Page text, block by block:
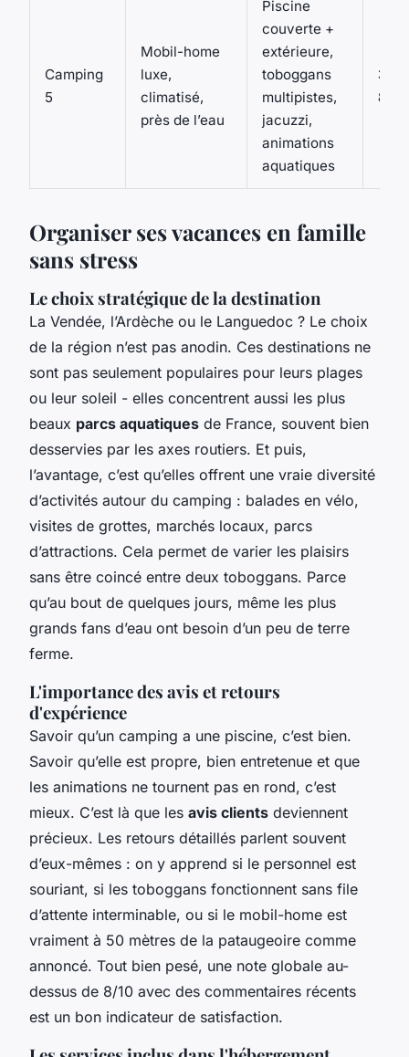
Camping
5
Mobil-home
luxe,
climatisé,
près de l’eau
Piscine
couverte +
extérieure,
toboggans
multipistes,
jacuzzi,
animations
aquatiques
350
800
Organiser ses vacances en famille
sans stress
Le choix stratégique de la destination
La Vendée, l’Ardèche ou le Languedoc ? Le choix
de la région n’est pas anodin. Ces destinations ne
sont pas seulement populaires pour leurs plages
ou leur soleil - elles concentrent aussi les plus
beaux parcs aquatiques de France, souvent bien
desservies par les axes routiers. Et puis,
l’avantage, c’est qu’elles offrent une vraie diversité
d’activités autour du camping : balades en vélo,
visites de grottes, marchés locaux, parcs
d’attractions. Cela permet de varier les plaisirs
sans être coincé entre deux toboggans. Parce
qu’au bout de quelques jours, même les plus
grands fans d’eau ont besoin d’un peu de terre
ferme.
L'importance des avis et retours
d'expérience
Savoir qu’un camping a une piscine, c’est bien.
Savoir qu’elle est propre, bien entretenue et que
les animations ne tournent pas en rond, c’est
mieux. C’est là que les avis clients deviennent
précieux. Les retours détaillés parlent souvent
d’eux-mêmes : on y apprend si le personnel est
souriant, si les toboggans fonctionnent sans file
d’attente interminable, ou si le mobil-home est
vraiment à 50 mètres de la pataugeoire comme
annoncé. Tout bien pesé, une note globale au-
dessus de 8/10 avec des commentaires récents
est un bon indicateur de satisfaction.